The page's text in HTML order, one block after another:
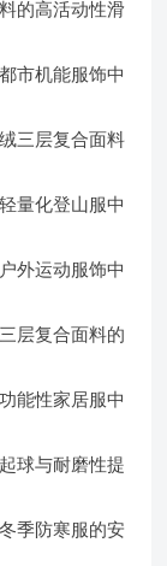
的高活动性滑
市机能服饰中
三层复合面料
量化登山服中
外运动服饰中
层复合面料的
能性家居服中
球与耐磨性提
季防寒服的安